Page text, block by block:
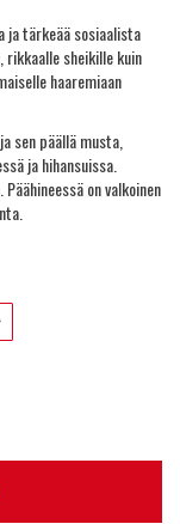
ja tärkeää sosiaalista
rikkaalle sheikille kuin
haaremiaan
sen päällä musta,
ja hihansuissa.
on valkoinen